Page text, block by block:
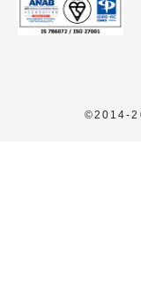
委託するこ
尚、業務の
会社とは個
©2014-